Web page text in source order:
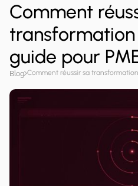
Comment
guide pour
Blog